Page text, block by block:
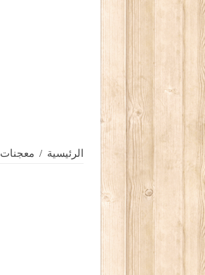
الرئيسية / معجنات